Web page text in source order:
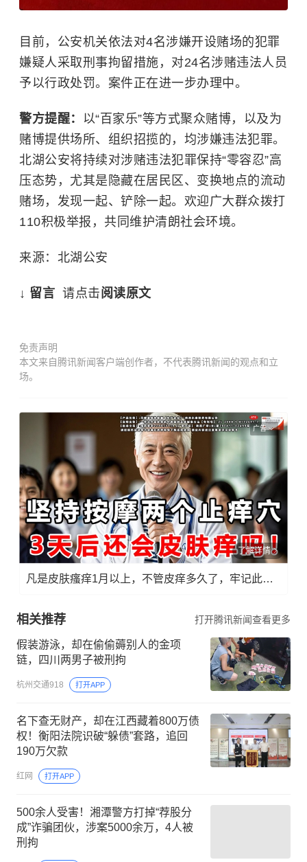
目前，公安机关依法对4名涉嫌开设赌场的犯罪
嫌疑人采取刑事拘留措施，对24名涉赌违法人员
予以行政处罚。案件正在进一步办理中。
警方提醒：
以“百家乐”等方式聚众赌博，以及为
赌博提供场所、组织招揽的，均涉嫌违法犯罪。
北湖公安将持续对涉赌违法犯罪保持“零容忍”高
压态势，尤其是隐藏在居民区、变换地点的流动
赌场，发现一起、铲除一起。欢迎广大群众拨打
110积极举报，共同维护清朗社会环境。
来源：北湖公安
↓ 留言 请点击阅读原文
免责声明
本文来自腾讯新闻客户端创作者，不代表腾讯新闻的观点和立
场。
广告
了解详情
凡是皮肤瘙痒1月以上，不管皮痒多久了，牢记此法，快！准！狠！
相关推荐 打开腾讯新闻查看更多
假装游泳，却在偷偷薅别人的金项
链，四川两男子被刑拘
杭州交通918 打开APP
名下查无财产，却在江西藏着800万债
权！衡阳法院识破“躲债”套路，追回
190万欠款
红网 打开APP
500余人受害！湘潭警方打掉“荐股分
成”诈骗团伙，涉案5000余万，4人被
刑拘